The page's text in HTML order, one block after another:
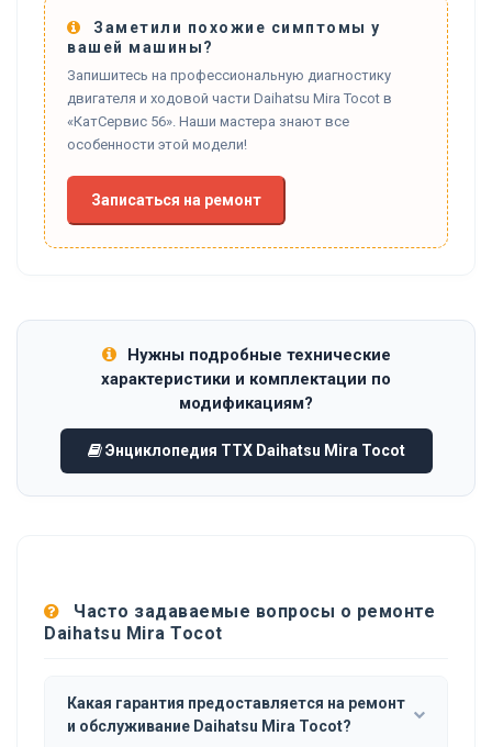
Заметили похожие симптомы у
вашей машины?
Запишитесь на профессиональную диагностику
двигателя и ходовой части Daihatsu Mira Tocot в
«КатСервис 56». Наши мастера знают все
особенности этой модели!
Записаться на ремонт
Нужны подробные технические
характеристики и комплектации по
модификациям?
Энциклопедия ТТХ Daihatsu Mira Tocot
Часто задаваемые вопросы о ремонте
Daihatsu Mira Tocot
Какая гарантия предоставляется на ремонт
и обслуживание Daihatsu Mira Tocot?